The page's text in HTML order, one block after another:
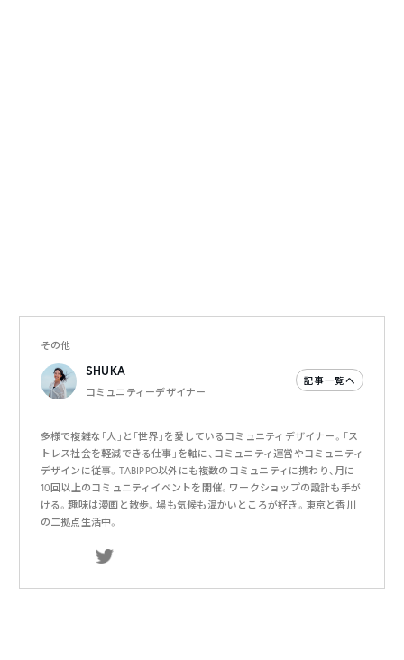
その他
SHUKA
コミュニティーデザイナー
記事一覧へ
多様で複雑な「人」と「世界」を愛しているコミュニティデザイナー。「ス
トレス社会を軽減できる仕事」を軸に、コミュニティ運営やコミュニティ
デザインに従事。TABIPPO以外にも複数のコミュニティに携わり、月に
10回以上のコミュニティイベントを開催。ワークショップの設計も手が
ける。趣味は漫画と散歩。場も気候も温かいところが好き。東京と香川
の二拠点生活中。